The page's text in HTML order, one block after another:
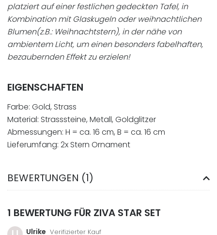
platziert auf einer festlichen gedeckten Tafel, in
Kombination mit Glaskugeln oder weihnachtlichen
Blumen(z.B.: Weihnachtstern), in der nähe von
ambientem Licht, um einen besonders fabelhaften,
bezaubernden Effekt zu erzielen!
EIGENSCHAFTEN
Farbe: Gold, Strass
Material: Strasssteine, Metall, Goldglitzer
Abmessungen: H = ca. 16 cm, B = ca. 16 cm
Lieferumfang: 2x Stern Ornament
BEWERTUNGEN (1)
1 BEWERTUNG FÜR ZIVA STAR SET
Ulrike Verifizierter Kauf